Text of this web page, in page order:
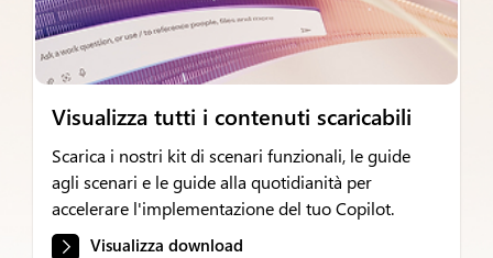
Visualizza tutti i contenuti scaricabili
Scarica i nostri kit di scenari funzionali, le guide
agli scenari e le guide alla quotidianità per
accelerare l'implementazione del tuo Copilot.
Visualizza download